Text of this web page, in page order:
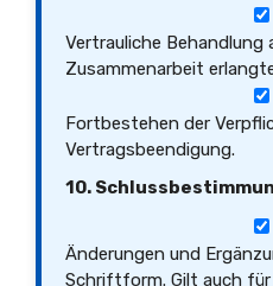
Vertrauliche Behandlung
Zusammenarbeit
Fortbestehen der
Vertragsbeendigung.
10.
Änderungen und
Schriftform. Gilt auch